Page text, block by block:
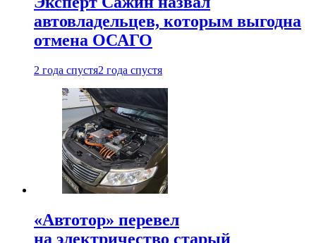
автовладельцев, которым выгодна
отмена ОСАГО
2 года спустя2 года спустя
«Автотор» перевел
на электричество старый